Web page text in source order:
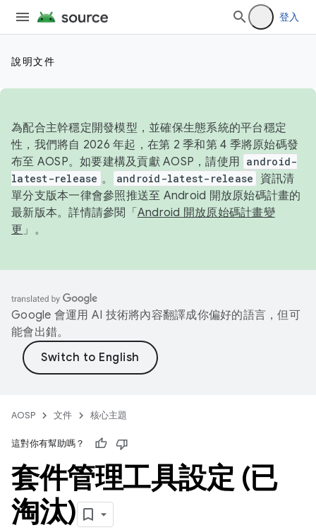
登入
說明文件
為配合主幹穩定開發模型，並確保生態系統的平台穩定
性，我們將自 2026 年起，在第 2 季和第 4 季將原始碼發
布至 AOSP。如要建構及貢獻 AOSP，請使用 android-
latest-release 。 android-latest-release
資訊清
單分支版本一律會參照推送至 Android 開放原始碼計畫的
最新版本。詳情請參閱「 Android 開放原始碼計畫變
更 」。
Google 會運用 AI 技術將內容翻譯成你偏好的語言，但可
能會出錯。
AOSP 文件 核心主題
這對你有幫助嗎？
套件管理工具設定 (已
淘汰)